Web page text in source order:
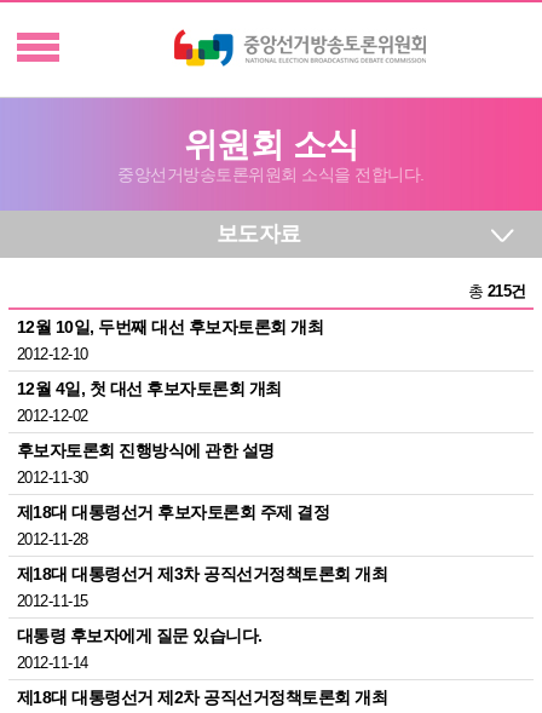
위원회 소식
중앙선거방송토론위원회 소식을 전합니다.
보도자료
총 215건
12월 10일, 두번째 대선 후보자토론회 개최
2012-12-10
12월 4일, 첫 대선 후보자토론회 개최
2012-12-02
후보자토론회 진행방식에 관한 설명
2012-11-30
제18대 대통령선거 후보자토론회 주제 결정
2012-11-28
제18대 대통령선거 제3차 공직선거정책토론회 개최
2012-11-15
대통령 후보자에게 질문 있습니다.
2012-11-14
제18대 대통령선거 제2차 공직선거정책토론회 개최